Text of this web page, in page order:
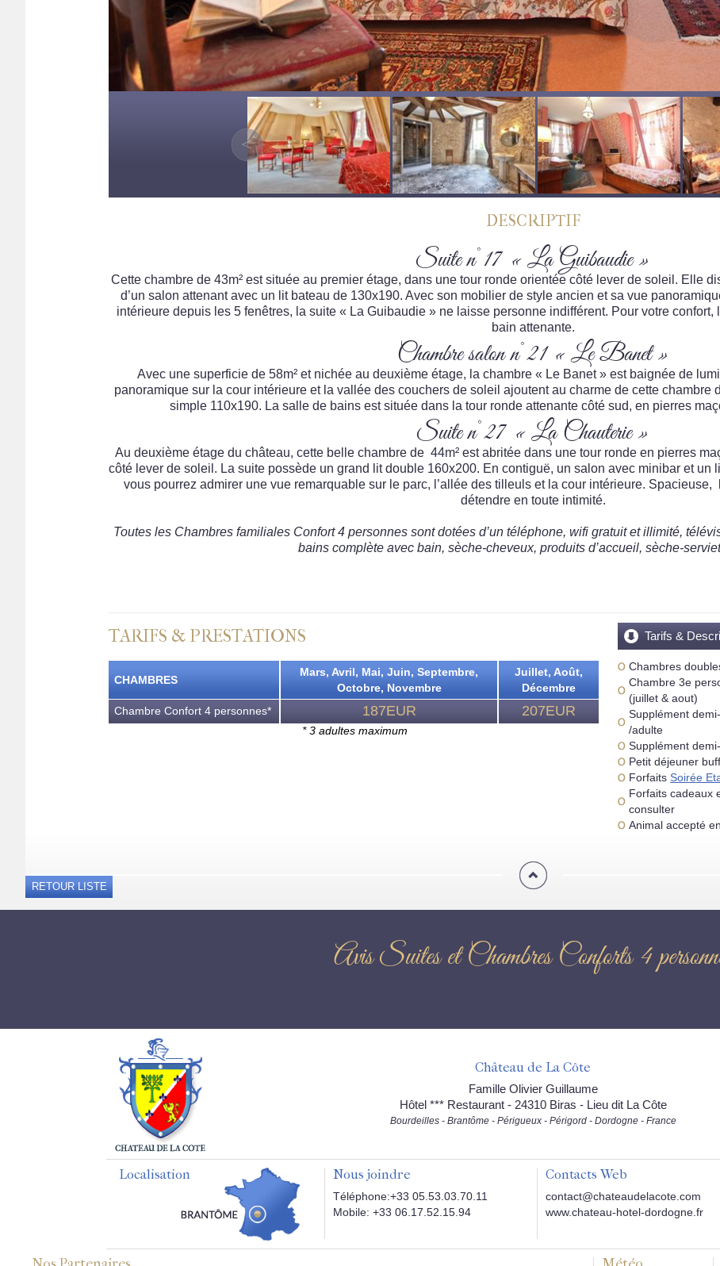
DESCRIPTIF
Suite n°17 « La Guibaudie »
Cette chambre de 43m² est située au premier étage, dans une tour ronde orientée côté lever de soleil. Elle
d’un salon attenant avec un lit bateau de 130x190. Avec son mobilier de style ancien et sa vue
intérieure depuis les 5 fenêtres, la suite « La Guibaudie » ne laisse personne indifférent. Pour votre confort,
bain attenante.
Chambre salon n°21 « Le Banet »
Avec une superficie de 58m² et nichée au deuxième étage, la chambre « Le Banet » est baignée de
panoramique sur la cour intérieure et la vallée des couchers de soleil ajoutent au charme de cette chambre
simple 110x190. La salle de bains est située dans la tour ronde attenante côté sud, en pierres
Suite n°27 « La Chauterie »
Au deuxième étage du château, cette belle chambre de 44m² est abritée dans une tour ronde en pierres
côté lever de soleil. La suite possède un grand lit double 160x200. En contiguë, un salon avec minibar et un
vous pourrez admirer une vue remarquable sur le parc, l’allée des tilleuls et la cour intérieure.
détendre en toute intimité.
Toutes les Chambres familiales Confort 4 personnes sont dotées d’un téléphone, wifi gratuit et illimité,
bains complète avec bain, sèche-cheveux, produits d’accueil, sèche-
TARIFS & PRESTATIONS
CHAMBRES
Mars, Avril, Mai, Juin, Septembre,
Octobre, Novembre
Juillet, Août,
Décembre
Chambre Confort 4 personnes*
187EUR 207EUR
* 3 adultes maximum
Tarifs &
Chambres
Chambre 3e
(juillet & aout)
Supplément
/adulte
Supplément
Petit déjeuner
Forfaits Soirée
Forfaits cadeaux
consulter
Animal accepté
RETOUR LISTE
Avis Suites et Chambres Conforts 4
Château de La Côte
Famille Olivier Guillaume
Hôtel *** Restaurant - 24310 Biras - Lieu dit La Côte
Bourdeilles - Brantôme - Périgueux - Périgord - Dordogne - France
Localisation Nous joindre
Téléphone:+33 05.53.03.70.11
Mobile: +33 06.17.52.15.94
Contacts Web
contact@chateaudelacote.com
www.chateau-hotel-dordogne.fr